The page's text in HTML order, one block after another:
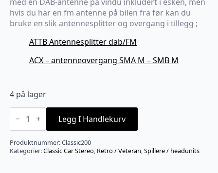
hvis du har en fm antenne på bilen fra før kan du
bruke en slik antennesplitter og overgang i tillegg ;
ATTB Antennesplitter dab/FM
ACX – antenneovergang SMA M – SMB M
4 på lager
Classic
Car
retroradio
med
DAB+
Legg I Handlekurv
Produktnummer:Classic200
Kategorier:Classic Car Stereo, Retro / Veteran,Spillere / headunits